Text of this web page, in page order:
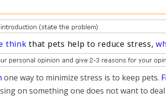
thinkthat pets help to reduce stress,
one way to minimize stress is to keep pets.
on something one does not want to